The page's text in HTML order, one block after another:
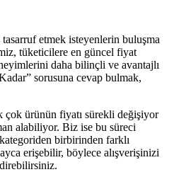
etmek isteyenlerin buluşma
tüketicilere en güncel fiyat
daha bilinçli ve avantajlı
sorusuna cevap bulmak,
çok ürünün fiyatı sürekli değişiyor
alabiliyor. Biz ise bu süreci
birbirinden farklı
erişebilir, böylece alışverişinizi